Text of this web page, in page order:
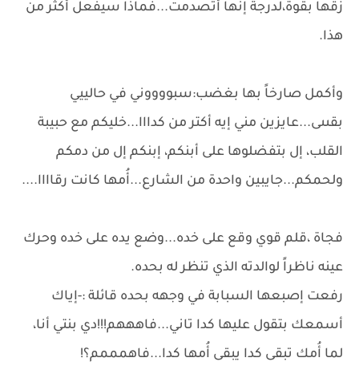
زقها بقوة،لدرجة إنها أتصدمت...فماذا سيفعل أكثر من
هذا.
وأكمل صارخاً بها بغضب:سبووووني في حالييي
بقىىى...عايزين مني إيه أكتر من كدااا...خليكم مع حبيبة
القلب، إل بتفضلوها على أبنكم، إبنكم إل من دمكم
ولحمكم...جايبين واحدة من الشارع...أُمها كانت رقاااا....
فجاة ،قلم قوي وقع على خده...وضع يده على خده وحرك
عينه ناظراً لوالدته الذي تنظر له بحده.
رفعت إصبعها السبابة في وجهه بحده قائلة :-إياك
أسمعك بتقول عليها كدا تاني...فاهههم!!!دي بنتي أنا،
لما أُمك تبقى كدا يبقى أُمها كدا...فاهمممم؟!